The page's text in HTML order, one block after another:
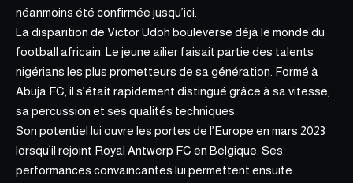
néanmoins été confirmée jusqu’ici.
La disparition de Victor Udoh bouleverse déjà le monde du
football africain. Le jeune ailier faisait partie des talents
nigérians les plus prometteurs de sa génération. Formé à
Abuja FC, il s’était rapidement distingué grâce à sa vitesse,
sa percussion et ses qualités techniques.
Son potentiel lui ouvre les portes de l’Europe en mars 2023
lorsqu’il rejoint Royal Antwerp FC en Belgique. Ses
performances convaincantes lui permettent ensuite